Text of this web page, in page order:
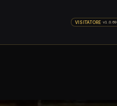
VISITATORE ·v1.0.69